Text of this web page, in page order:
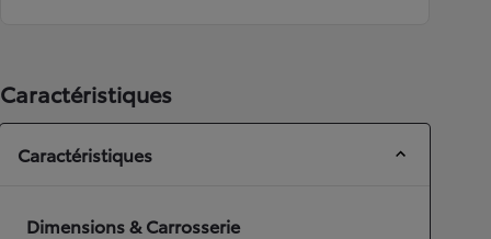
Caractéristiques
Caractéristiques
Dimensions & Carrosserie